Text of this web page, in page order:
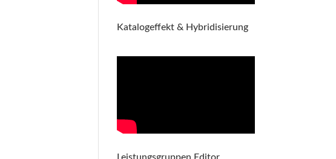
Katalogeffekt & Hybridisierung
Leistungsgruppen Editor